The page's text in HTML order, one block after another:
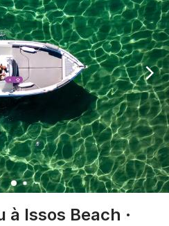
Issos Beach ·